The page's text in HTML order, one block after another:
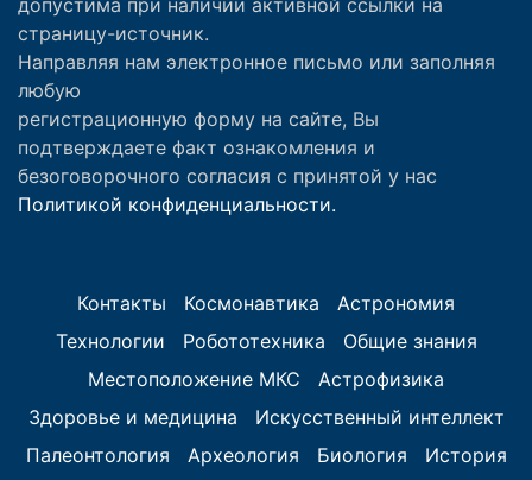
страницу-источник.
Направляя нам электронное письмо или заполняя
любую
регистрационную форму на сайте, Вы
подтверждаете факт ознакомления и
безоговорочного согласия с принятой у нас
Политикой конфиденциальности.
Контакты Космонавтика
Астрономия
Технологии
Робототехника
Общие знания
Местоположение МКС
Астрофизика
Здоровье и медицина
Искусственный интеллект
Палеонтология
Археология Биология История